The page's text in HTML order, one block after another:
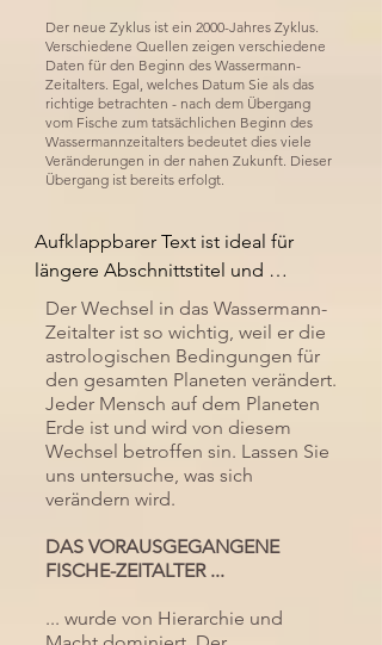
Der neue Zyklus ist ein 2000-Jahres Zyklus.
Verschiedene Quellen zeigen verschiedene
Daten für den Beginn des Wassermann-
Zeitalters. Egal, welches Datum Sie als das
richtige betrachten - nach dem Übergang
vom Fische zum tatsächlichen Beginn des
Wassermannzeitalters bedeutet dies viele
Veränderungen in der nahen Zukunft. Dieser
Übergang ist bereits erfolgt.
Aufklappbarer Text ist ideal für
längere Abschnittstitel und
Beschreibungen. So können
Personen auf alle notwendigen
Informationen zugreifen, während
das Layout übersichtlich bleibt.
Verlinke deinen Text beliebig oder
richte ein Textfeld ein, das sich per
Klick vergrößert. Text hier eingeben
...
Der Wechsel in das Wassermann-
Zeitalter ist so wichtig, weil er die
astrologischen Bedingungen für
den gesamten Planeten verändert.
Jeder Mensch auf dem Planeten
Erde ist und wird von diesem
Wechsel betroffen sin. Lassen Sie
uns untersuche, was sich
verändern wird.
DAS VORAUSGEGANGENE
FISCHE-ZEITALTER ...
... wurde von Hierarchie und